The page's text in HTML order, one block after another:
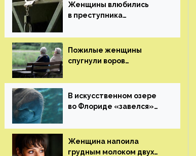
Женщины влюбились
в преступника
судью сохранить ему
жизнь
Пожилые женщины
спугнули воров
В искусственном озере
во Флориде «завелся»
Женщина напоила
грудным молоком двух